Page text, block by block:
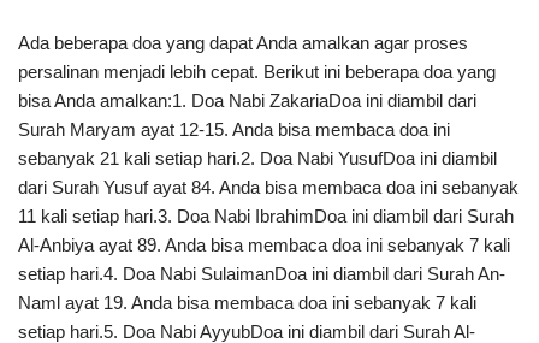
Ada beberapa doa yang dapat Anda amalkan agar proses
persalinan menjadi lebih cepat. Berikut ini beberapa doa yang
bisa Anda amalkan:1. Doa Nabi ZakariaDoa ini diambil dari
Surah Maryam ayat 12-15. Anda bisa membaca doa ini
sebanyak 21 kali setiap hari.2. Doa Nabi YusufDoa ini diambil
dari Surah Yusuf ayat 84. Anda bisa membaca doa ini sebanyak
11 kali setiap hari.3. Doa Nabi IbrahimDoa ini diambil dari Surah
Al-Anbiya ayat 89. Anda bisa membaca doa ini sebanyak 7 kali
setiap hari.4. Doa Nabi SulaimanDoa ini diambil dari Surah An-
Naml ayat 19. Anda bisa membaca doa ini sebanyak 7 kali
setiap hari.5. Doa Nabi AyyubDoa ini diambil dari Surah Al-